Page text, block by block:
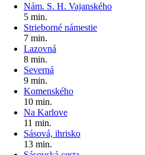
Nám. S. H. Vajanského
5 min.
Strieborné námestie
7 min.
Lazovná
8 min.
Severná
9 min.
Komenského
10 min.
Na Karlove
11 min.
Sásová, ihrisko
13 min.